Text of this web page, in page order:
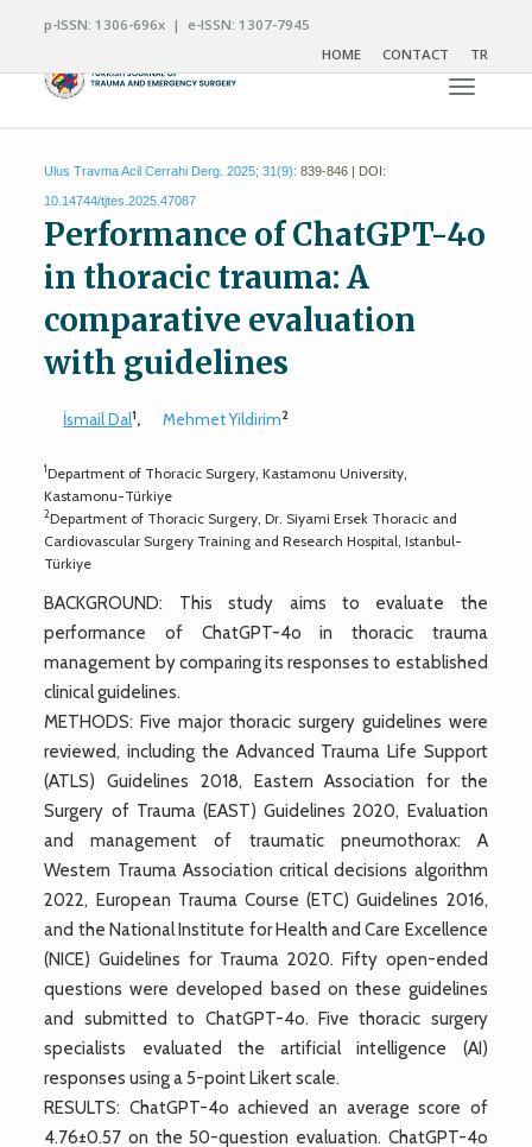
p-ISSN: 1306-696x | e-ISSN: 1307-7945
HOME
CONTACT TR
Toggle
Ulus Travma Acil Cerrahi Derg. 2025; 31(9): 839-846 | DOI:
10.14744/tjtes.2025.47087
Performance of ChatGPT-4o
in thoracic trauma: A
comparative evaluation
with guidelines
İsmail Dal1, Mehmet Yildirim2
1Department of Thoracic Surgery, Kastamonu University,
Kastamonu-Türkiye
2Department of Thoracic Surgery, Dr. Siyami Ersek Thoracic and
Cardiovascular Surgery Training and Research Hospital, Istanbul-
Türkiye
BACKGROUND: This study aims to evaluate the
performance of ChatGPT-4o in thoracic trauma
management by comparing its responses to established
clinical guidelines.
METHODS: Five major thoracic surgery guidelines were
reviewed, including the Advanced Trauma Life Support
(ATLS) Guidelines 2018, Eastern Association for the
Surgery of Trauma (EAST) Guidelines 2020, Evaluation
and management of traumatic pneumothorax: A
Western Trauma Association critical decisions algorithm
2022, European Trauma Course (ETC) Guidelines 2016,
and the National Institute for Health and Care Excellence
(NICE) Guidelines for Trauma 2020. Fifty open-ended
questions were developed based on these guidelines
and submitted to ChatGPT-4o. Five thoracic surgery
specialists evaluated the artificial intelligence (AI)
responses using a 5-point Likert scale.
RESULTS: ChatGPT-4o achieved an average score of
4.76±0.57 on the 50-question evaluation. ChatGPT-4o